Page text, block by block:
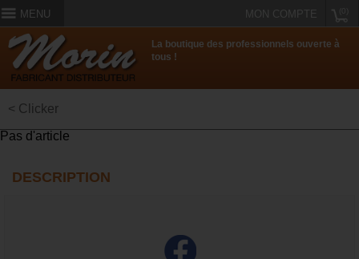
MENU MON COMPTE
La boutique des professionnels ouverte à
tous !
< Clicker
Pas d'article
DESCRIPTION